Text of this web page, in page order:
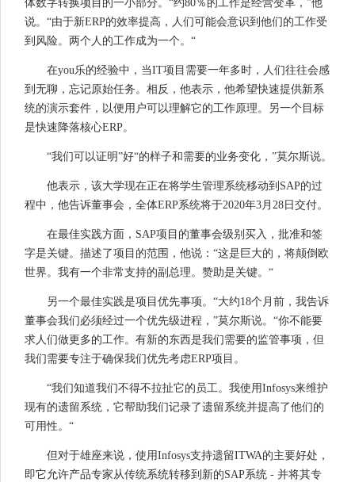
体数字转换项目的一小部分。“约80％的工作是经营变革，”他
说。“由于新ERP的效率提高，人们可能会意识到他们的工作受
到风险。两个人的工作成为一个。“
在you乐的经验中，当IT项目需要一年多时，人们往往会感
到无聊，忘记原始任务。相反，他表示，他希望快速提供新系
统的演示套件，以便用户可以理解它的工作原理。另一个目标
是快速降落核心ERP。
“我们可以证明”好“的样子和需要的业务变化，”莫尔斯说。
他表示，该大学现在正在将学生管理系统移动到SAP的过
程中，他告诉董事会，全体ERP系统将于2020年3月28日交付。
在最佳实践方面，SAP项目的董事会级别买入，批准和签
字是关键。描述了项目的范围，他说：“这是巨大的，将颠倒欧
世界。我有一个非常支持的副总理。赞助是关键。“
另一个最佳实践是项目优先事项。“大约18个月前，我告诉
董事会我们必须经过一个优先级进程，”莫尔斯说。“你不能要
求人们做更多的工作。有新的东西是我们需要的监管事项，但
我们需要专注于确保我们优先考虑ERP项目。
“我们知道我们不得不拉扯它的员工。我使用Infosys来维护
现有的遗留系统，它帮助我们记录了遗留系统并提高了他们的
可用性。“
但对于雄座来说，使用Infosys支持遗留ITWA的主要好处，
即它允许产品专家从传统系统转移到新的SAP系统 - 并将其专